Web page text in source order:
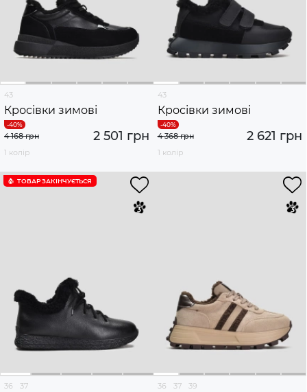
43
Кросівки зимові
2 501 грн
4 168 грн
1 колір
43
Кросівки зимові
2 621 грн
4 368 грн
1 колір
ТОВАР ЗАКІНЧУЄTЬСЯ
36 37 36 37 39